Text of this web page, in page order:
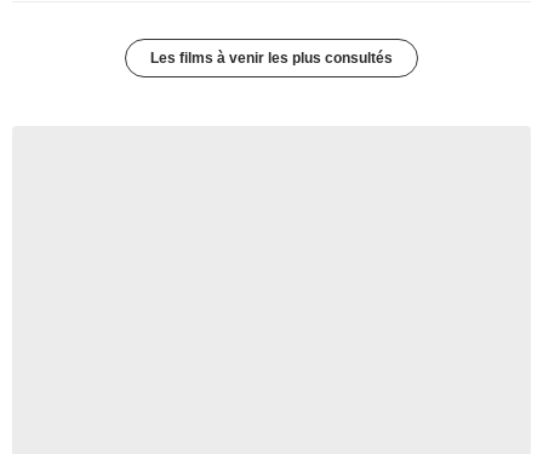
Les films à venir les plus consultés